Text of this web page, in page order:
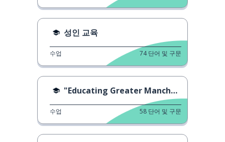
성인 교육
수업 74 단어 및 구문
"Educating Greater Manchester"
수업 58 단어 및 구문